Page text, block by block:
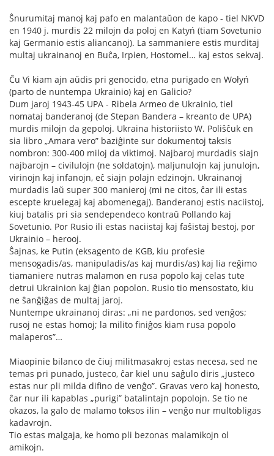
Ŝnurumitaj manoj kaj pafo en malantaŭon de kapo - tiel NKVD
en 1940 j. murdis 22 milojn da poloj en Katyń (tiam Sovetunio
kaj Germanio estis aliancanoj). La sammaniere estis murditaj
multaj ukrainanoj en Buĉa, Irpien, Hostomel… kaj estos sekvaj.
Ĉu Vi kiam ajn aŭdis pri genocido, etna purigado en Wołyń
(parto de nuntempa Ukrainio) kaj en Galicio?
Dum jaroj 1943-45 UPA - Ribela Armeo de Ukrainio, tiel
nomataj banderanoj (de Stepan Bandera – kreanto de UPA)
murdis milojn da gepoloj. Ukraina historiisto W. Poliŝĉuk en
sia libro „Amara vero” baziĝinte sur dokumentoj taksis
nombron: 300-400 miloj da viktimoj. Najbaroj murdadis siajn
najbarojn – civilulojn (ne soldatojn), maljunulojn kaj junulojn,
virinojn kaj infanojn, eĉ siajn polajn edzinojn. Ukrainanoj
murdadis laŭ super 300 manieroj (mi ne citos, ĉar ili estas
escepte kruelegaj kaj abomenegaj). Banderanoj estis naciistoj,
kiuj batalis pri sia sendependeco kontraŭ Pollando kaj
Sovetunio. Por Rusio ili estas naciistaj kaj faŝistaj bestoj, por
Ukrainio – herooj.
Ŝajnas, ke Putin (eksagento de KGB, kiu profesie
mensogadis/as, manipuladis/as kaj murdis/as) kaj lia reĝimo
tiamaniere nutras malamon en rusa popolo kaj celas tute
detrui Ukrainion kaj ĝian popolon. Rusio tio mensostato, kiu
ne ŝanĝiĝas de multaj jaroj.
Nuntempe ukrainanoj diras: „ni ne pardonos, sed venĝos;
rusoj ne estas homoj; la milito finiĝos kiam rusa popolo
malaperos”…
Miaopinie bilanco de ĉiuj militmasakroj estas necesa, sed ne
temas pri punado, justeco, ĉar kiel unu saĝulo diris „justeco
estas nur pli milda difino de venĝo”. Gravas vero kaj honesto,
ĉar nur ili kapablas „purigi” batalintajn popolojn. Se tio ne
okazos, la galo de malamo toksos ilin – venĝo nur multobligas
kadavrojn.
Tio estas malgaja, ke homo pli bezonas malamikojn ol
amikojn.